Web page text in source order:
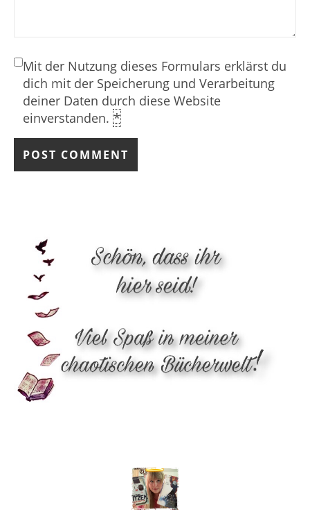
Mit der Nutzung dieses Formulars erklärst du
dich mit der Speicherung und Verarbeitung
deiner Daten durch diese Website
einverstanden. *